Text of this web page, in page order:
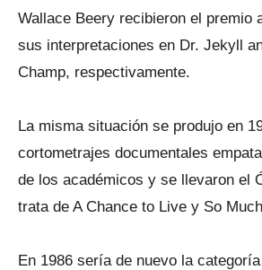
Wallace Beery recibieron el premio
sus interpretaciones en Dr. Jekyll
Champ, respectivamente.
La misma situación se produjo en
cortometrajes documentales
de los académicos y se llevaron el
trata de A Chance to Live y So
En 1986 sería de nuevo la